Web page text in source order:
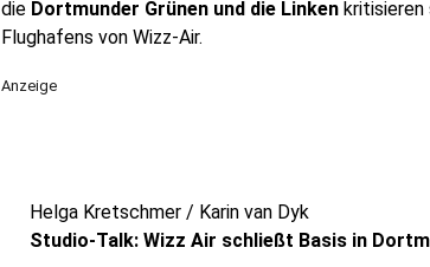
die Dortmunder Grünen und die Linken kritisieren
Flughafens von Wizz-Air.
Anzeige
Helga Kretschmer / Karin van Dyk
Studio-Talk: Wizz Air schließt Basis in